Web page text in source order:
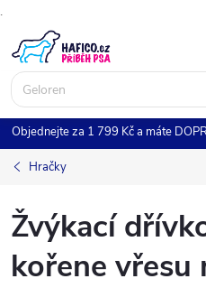
.
na
obsah
Objednejte za 1 799 Kč a máte
Hračky
Žvýkací
kořene vřesu